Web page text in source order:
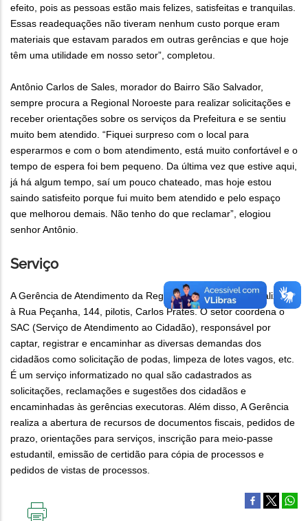
efeito, pois as pessoas estão mais felizes, satisfeitas e tranquilas.
Essas readequações não tiveram nenhum custo porque eram
materiais que estavam parados em outras gerências e que hoje
têm uma utilidade em nosso setor”, completou.
Antônio Carlos de Sales, morador do Bairro São Salvador,
sempre procura a Regional Noroeste para realizar solicitações e
receber orientações sobre os serviços da Prefeitura e se sentiu
muito bem atendido. “Fiquei surpreso com o local para
esperarmos e com o bom atendimento, está muito confortável e o
tempo de espera foi bem pequeno. Da última vez que estive aqui,
já há algum tempo, saí um pouco chateado, mas hoje estou
saindo satisfeito porque fui muito bem atendido e pelo espaço
que melhorou demais. Não tenho do que reclamar”, elogiou
senhor Antônio.
Serviço
A Gerência de Atendimento da Regional Noroeste está localizada
à Rua Peçanha, 144, pilotis, Carlos Prates. O setor coordena o
SAC (Serviço de Atendimento ao Cidadão), responsável por
captar, registrar e encaminhar as diversas demandas dos
cidadãos como solicitação de podas, limpeza de lotes vagos, etc.
É um serviço informatizado no qual são cadastrados as
solicitações, reclamações e sugestões dos cidadãos e
encaminhadas às gerências executoras. Além disso, A Gerência
realiza a abertura de recursos de documentos fiscais, pedidos de
prazo, orientações para serviços, inscrição para meio-passe
estudantil, emissão de certidão para cópia de processos e
pedidos de vistas de processos.